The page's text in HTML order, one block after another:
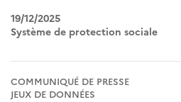
19/12/2025
Système de protection sociale
COMMUNIQUÉ DE PRESSE
JEUX DE DONNÉES